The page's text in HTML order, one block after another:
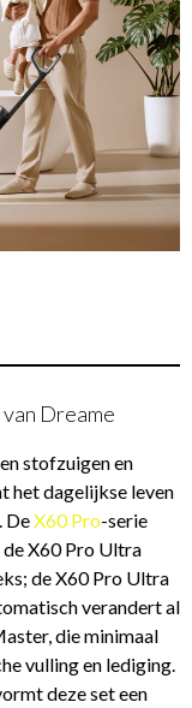
Dreame
stofzuigen en
het dagelijkse leven
DeX60 Pro-serie
X60 Pro Ultra
de X60 Pro Ultra
verandert al
die minimaal
vulling en lediging.
deze set een